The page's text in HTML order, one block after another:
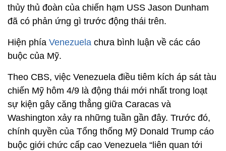
thủy thủ đoàn của chiến hạm USS Jason Dunham
đã có phản ứng gì trước động thái trên.
Hiện phía Venezuela chưa bình luận về các cáo
buộc của Mỹ.
Theo CBS, việc Venezuela điều tiêm kích áp sát tàu
chiến Mỹ hôm 4/9 là động thái mới nhất trong loạt
sự kiện gây căng thẳng giữa Caracas và
Washington xảy ra những tuần gần đây. Trước đó,
chính quyền của Tổng thống Mỹ Donald Trump cáo
buộc giới chức cấp cao Venezuela “liên quan tới